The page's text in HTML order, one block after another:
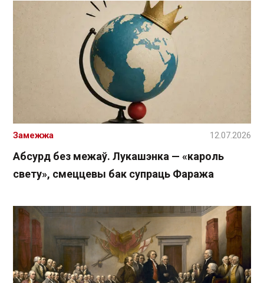
Абсурд без межаў. Лукашэнка — «кароль
свету», смеццевы бак супраць Фаража
Замежжа 12.07.2026